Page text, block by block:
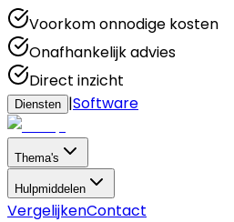
Voorkom onnodige kosten
Onafhankelijk advies
Direct inzicht
Diensten |Software
Thema's
Hulpmiddelen
VergelijkenContact